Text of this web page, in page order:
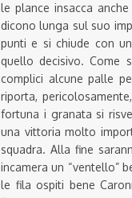
le plance insacca
dicono lunga sul suo
punti e si chiude con
quello decisivo. Come
complici alcune palle
riporta,
fortuna i granata si
una vittoria molto
squadra. Alla fine
incamera un “ventello”
le fila ospiti bene